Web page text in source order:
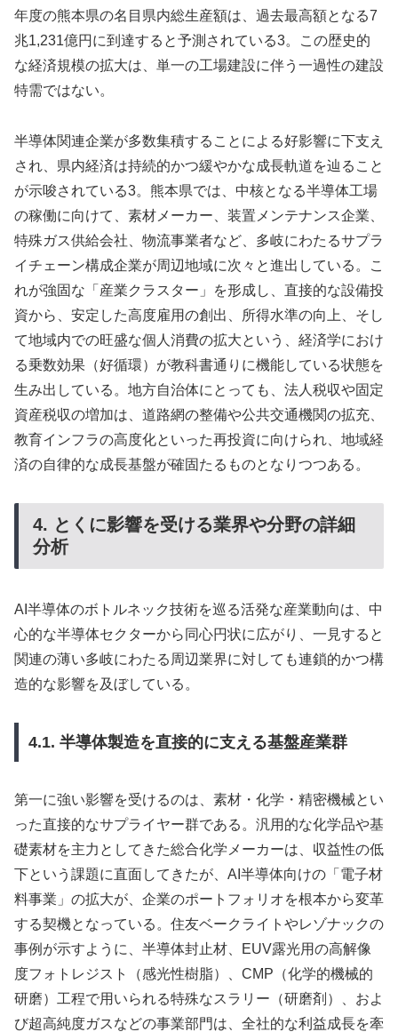
年度の熊本県の名目県内総生産額は、過去最高額となる7
兆1,231億円に到達すると予測されている3。この歴史的
な経済規模の拡大は、単一の工場建設に伴う一過性の建設
特需ではない。
半導体関連企業が多数集積することによる好影響に下支え
され、県内経済は持続的かつ緩やかな成長軌道を辿ること
が示唆されている3。熊本県では、中核となる半導体工場
の稼働に向けて、素材メーカー、装置メンテナンス企業、
特殊ガス供給会社、物流事業者など、多岐にわたるサプラ
イチェーン構成企業が周辺地域に次々と進出している。こ
れが強固な「産業クラスター」を形成し、直接的な設備投
資から、安定した高度雇用の創出、所得水準の向上、そし
て地域内での旺盛な個人消費の拡大という、経済学におけ
る乗数効果（好循環）が教科書通りに機能している状態を
生み出している。地方自治体にとっても、法人税収や固定
資産税収の増加は、道路網の整備や公共交通機関の拡充、
教育インフラの高度化といった再投資に向けられ、地域経
済の自律的な成長基盤が確固たるものとなりつつある。
4. とくに影響を受ける業界や分野の詳細
分析
AI半導体のボトルネック技術を巡る活発な産業動向は、中
心的な半導体セクターから同心円状に広がり、一見すると
関連の薄い多岐にわたる周辺業界に対しても連鎖的かつ構
造的な影響を及ぼしている。
4.1. 半導体製造を直接的に支える基盤産業群
第一に強い影響を受けるのは、素材・化学・精密機械とい
った直接的なサプライヤー群である。汎用的な化学品や基
礎素材を主力としてきた総合化学メーカーは、収益性の低
下という課題に直面してきたが、AI半導体向けの「電子材
料事業」の拡大が、企業のポートフォリオを根本から変革
する契機となっている。住友ベークライトやレゾナックの
事例が示すように、半導体封止材、EUV露光用の高解像
度フォトレジスト（感光性樹脂）、CMP（化学的機械的
研磨）工程で用いられる特殊なスラリー（研磨剤）、およ
び超高純度ガスなどの事業部門は、全社的な利益成長を牽